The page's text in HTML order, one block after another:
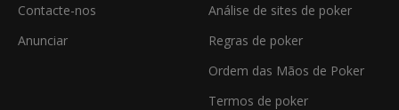
Contacte-nos
Anunciar
Análise de sites de poker
Regras de poker
Ordem das Mãos de Poker
Termos de poker